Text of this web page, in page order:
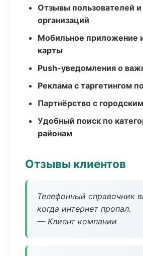
Отзывы пользователей и
организаций
Мобильное приложение
карты
Push-уведомления о
Реклама с таргетингом
Партнёрство с
Удобный поиск по
районам
Отзывы клиентов
Телефонный справочник
когда интернет пропал.
— Клиент компании